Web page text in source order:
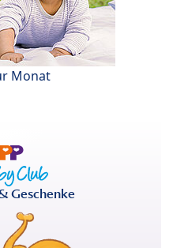
Monat
Geschenke